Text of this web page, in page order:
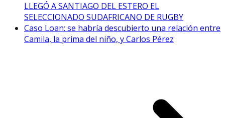
LLEGÓ A SANTIAGO DEL ESTERO EL
SELECCIONADO SUDAFRICANO DE RUGBY
Caso Loan: se habría descubierto una relación entre
Camila, la prima del niño, y Carlos Pérez